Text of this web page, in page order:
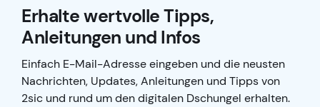
Erhalte wertvolle Tipps,
Anleitungen und Infos
Einfach E-Mail-Adresse eingeben und die neusten
Nachrichten, Updates, Anleitungen und Tipps von
2sic und rund um den digitalen Dschungel erhalten.